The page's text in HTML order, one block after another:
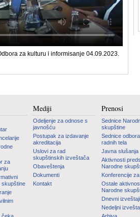
za kulturu i informisanje 04.09.2023.
za
skupštine
Mediji
Odeljenje za odnose s
javnošću
Postupak za izdavanje
akreditacija
Uslovi za rad
skupštinskih izveštača
Obaveštenja
Dokumenti
Kontakt
Prenosi
Sednice
skupštine
Sednice
radnih tela
Javna slušanja
Aktivnosti
Narodne
Konferencije
Ostale
Narodne
Dnevni izveštaji
Nedeljni